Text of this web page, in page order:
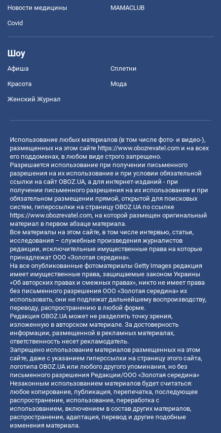
Новости медицины MAMACLUB
Covid
Шоу
Афиша Сплетни
Красота Мода
Женский Журнал
Использование любых материалов (в том числе фото- и видео-),
размещенных на этом сайте https://www.obozrevatel.com и на всех
его поддоменах, в любом виде строго запрещено.
Разрешается использование при получении письменного
разрешения на их использование и при условии обязательной
ссылки на сайт OBOZ.UA, а для интернет-изданий - при
получении письменного разрешения на их использование и при
обязательном размещении прямой, открытой для поисковых
систем, гиперссылки на страницу OBOZ.UA по ссылке
https://www.obozrevatel.com, на которой размещен оригинальный
материал в первом абзаце материала.
Все материалы на этом сайте, в том числе интервью, статьи,
исследования – служебные произведения журналистов
редакции, исключительные имущественные права на которые
принадлежат ООО «Золотая середина».
На все опубликованные фотоматериалы Getty Images редакция
имеет имущественные права, защищаемые законом Украины
«Об авторских правах и смежных правах», никто не имеет права
без письменного разрешения ООО «Золотая середина» их
использовать, они не подлежат дальнейшему воспроизводству,
переводу, распространению в любой форме.
Редакция OBOZ.UA может не разделять точку зрения,
изложенную в авторском материале. За достоверность
информации, размещенной в рекламных материалах,
ответственность несет рекламодатель.
Запрещено использование материалов размещенных на этом
сайте, даже с указанием гиперссылки на страницу этого сайта,
логотипа OBOZ.UA или любого другого упоминания, но без
письменного разрешения Редакции/ООО «Золотая середина»
Незаконным использованием материалов будет считаться:
любое копирование, публикация, перепечатка, последующее
распространение, использование, переработка с
использованием, включением в состав других материалов,
распространение, адаптация, перевод и другие подобные
изменения материала.